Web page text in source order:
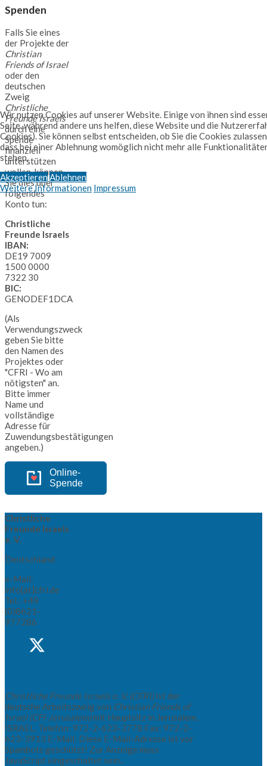
Spenden
Falls Sie eines
der Projekte der
Christian
Friends of Israel
oder den
deutschen
Zweig
Christliche
Freunde Israels
durch eine
Spende
finanziell
unterstützen
wollen, können
Sie dies über
folgendes
Konto tun:
Christliche
Freunde Israels
IBAN:
DE19 7009
1500 0000
7322 30
BIC:
GENODEF1DCA
(Als
Verwendungszweck
geben Sie bitte
den Namen des
Projektes oder
"CFRI - Wo am
nötigsten" an.
Bitte immer
Name und
vollständige
Adresse für
Zuwendungsbestätigungen
angeben.)
Online-
Spende
Christliche
Freunde Israels
e. V.
Deutschland
e-Mail:
info[at]cfri.de
Tel.: +49
(0)8621-
977286
Christliche Freunde Israels e. V. (CFRI)ist der
deutsche Arbeitszweig von Christian Friends of
Israel (CFI-Jerusalem)mit Hauptsitz in Jerusalem,
ISRAEL. Telefon: 972-2-623-3778 Fax: 972-2-
623-3913 E-Mail: Diese E-Mail-Adresse ist vor
Spambots geschützt! Zur Anzeige muss
JavaScript eingeschaltet sein.
Wir nutzen Cookies auf unserer Website. Einige von ihnen sind
Seite, während andere uns helfen, diese Website und die
Cookies). Sie können selbst entscheiden, ob Sie die Cookies
dass bei einer Ablehnung womöglich nicht mehr alle
stehen.
Akzeptieren Ablehnen
Weitere Informationen Impressum